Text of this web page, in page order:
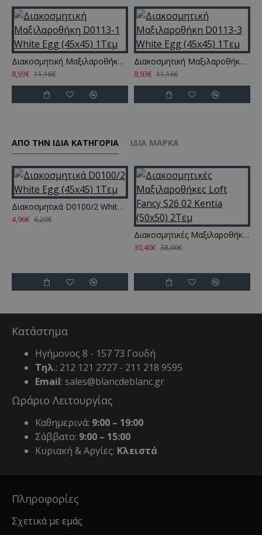
Διακοσμητική Μαξιλαροθήκη D0113-1 White Egg (45x45) 1Τεμ
8,93€ 11,16€
Διακοσμητική Μαξιλαροθήκη D0113-3 White Egg (45x45) 1Τεμ
8,93€ 11,16€
ΑΠΌ ΤΗΝ ΊΔΙΑ ΚΑΤΗΓΌΡΙΑ ΊΔΙΑ ΜΆΡΚΑ
Διακοσμητικά D0100/2 White Egg (45x45) 1Τεμ
4,96€ 6,20€
Διακοσμητικές Μαξιλαροθήκες Loft Fancy S26 02 Kentia (50x50) 2Τεμ
30,40€ 38,00€
Κατάστημα
Ηγήμονος 8 - 157 73 Γουδή
Τηλ.: 212 121 2727 - 211 218 9595
Email: sales@blancdeblanc.gr
Ωράριο Λειτουργίας
Καθημερινά: 9:00 – 19:00
Σάββατο: 9:00 – 15:00
Κυριακή & Αργίες: Κλειστά
Πληροφορίες
Σχετικά με εμάς